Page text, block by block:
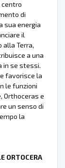
centro
di
sua energia
il
alla Terra,
a una
in se stessi.
favorisce la
le funzioni
Orthoceras e
un senso di
la
ORTOCERA